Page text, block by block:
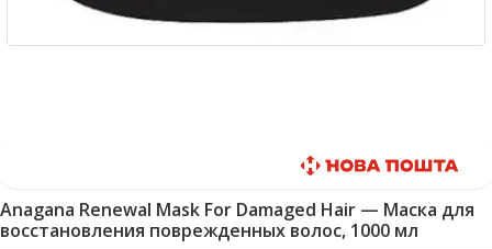
Anagana Renewal Mask For Damaged Hair — Маска для
восстановления поврежденных волос, 1000 мл